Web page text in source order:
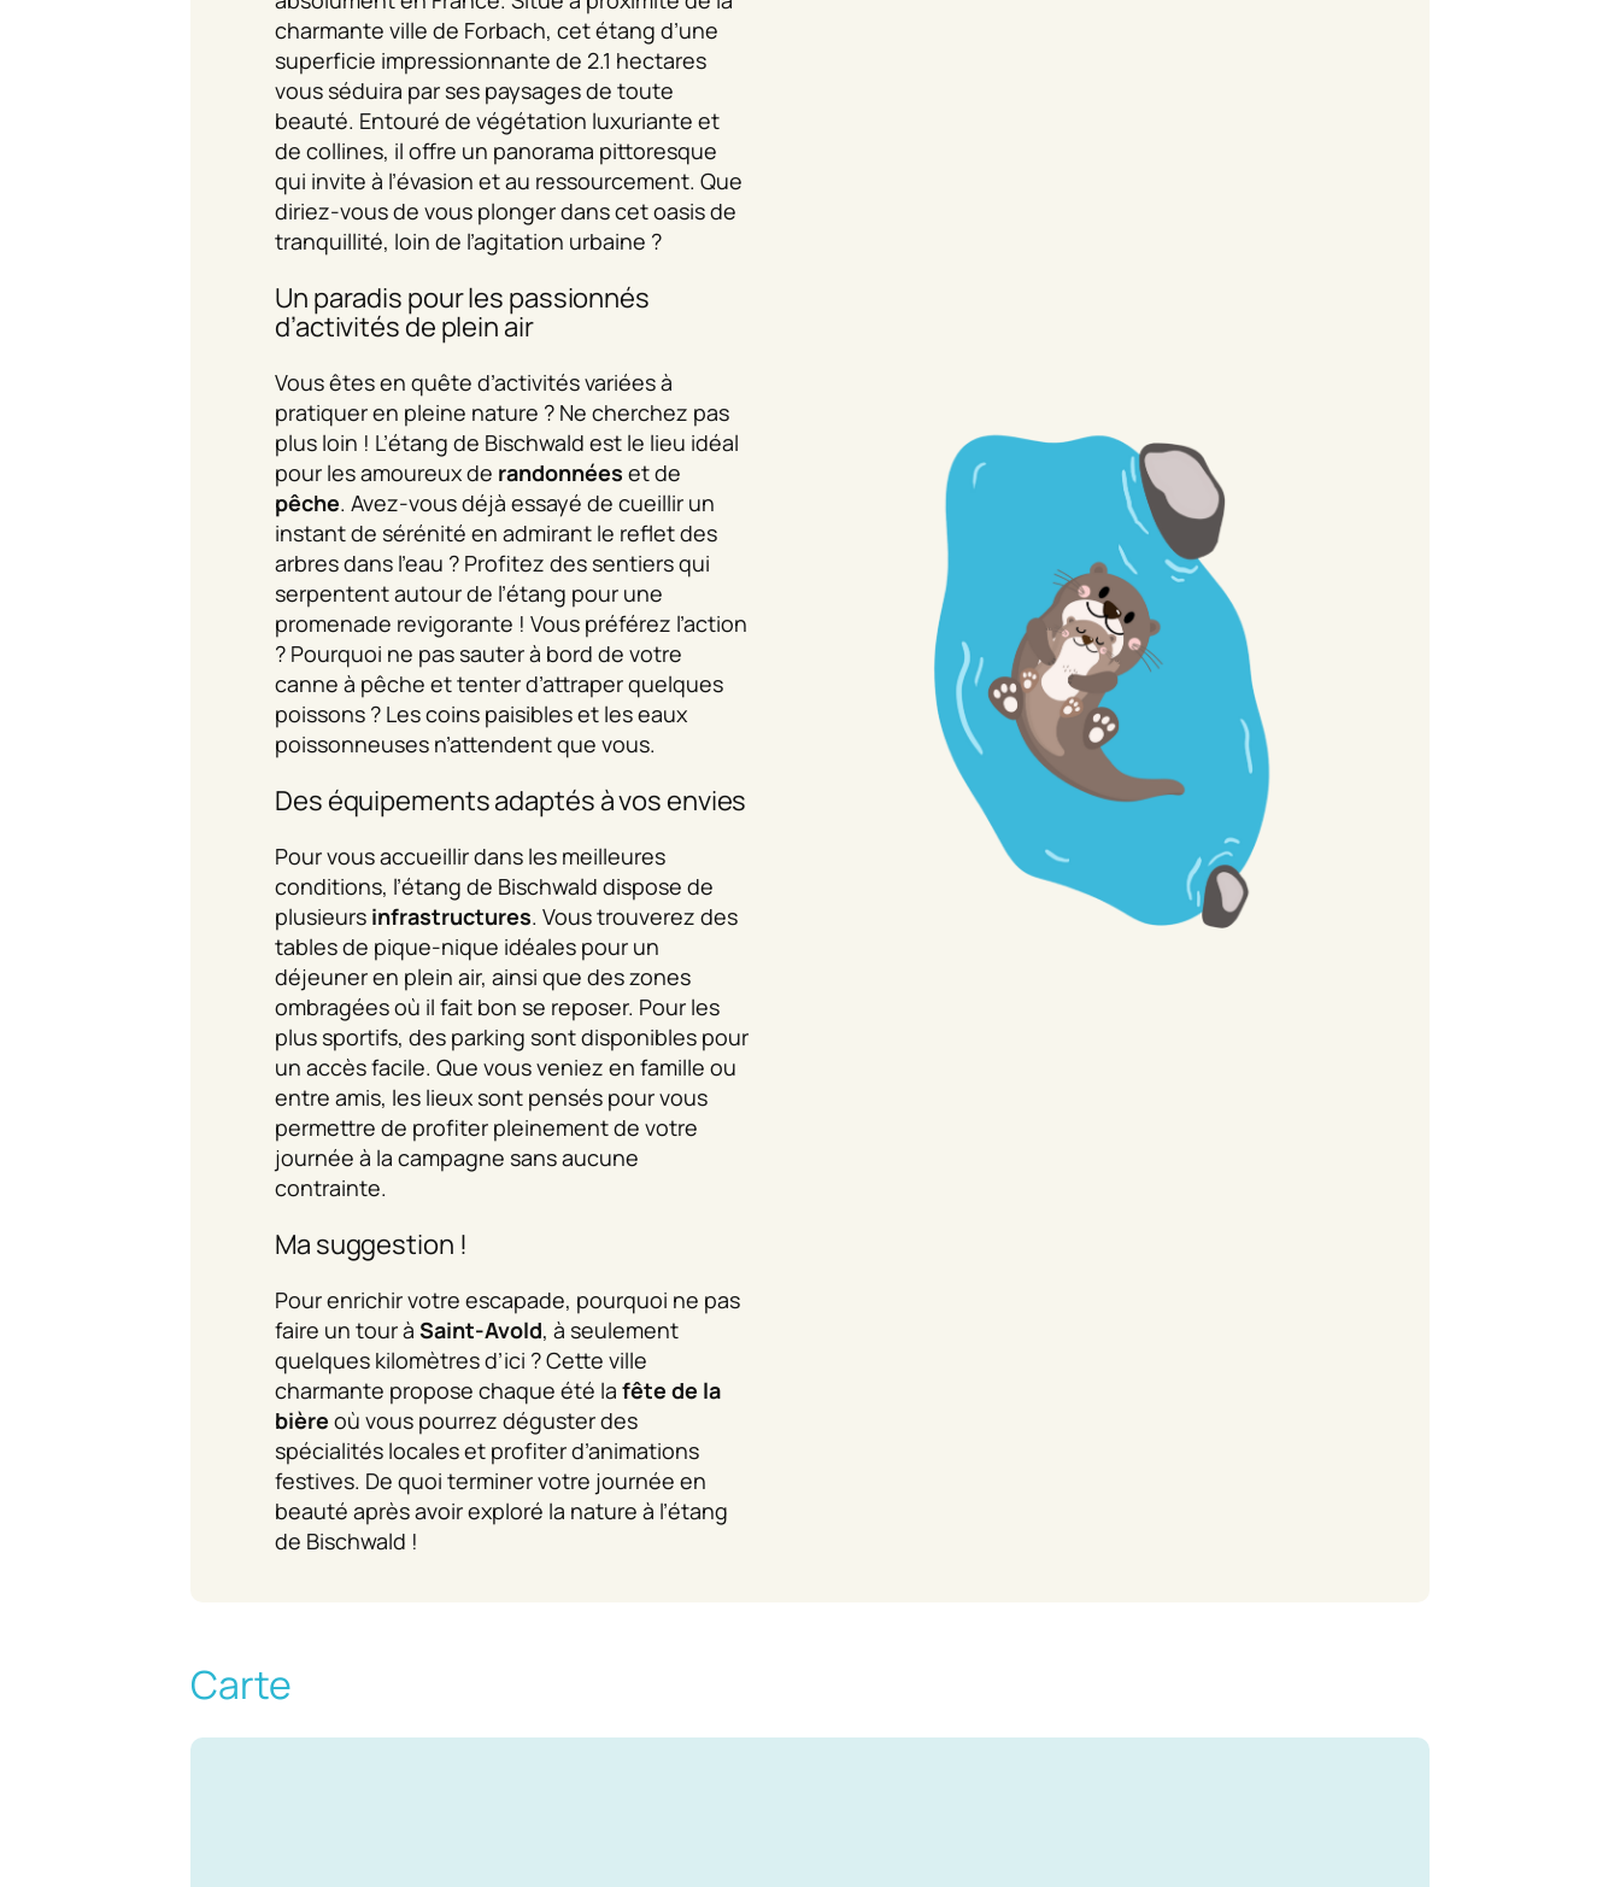
charmante ville de Forbach, cet étang d’une
superficie impressionnante de 2.1 hectares
vous séduira par ses paysages de toute
beauté. Entouré de végétation luxuriante et
de collines, il offre un panorama pittoresque
qui invite à l’évasion et au ressourcement. Que
diriez-vous de vous plonger dans cet oasis de
tranquillité, loin de l’agitation urbaine ?
Un paradis pour les passionnés
d’activités de plein air
Vous êtes en quête d’activités variées à
pratiquer en pleine nature ? Ne cherchez pas
plus loin ! L’étang de Bischwald est le lieu idéal
pour les amoureux de randonnées et de
pêche. Avez-vous déjà essayé de cueillir un
instant de sérénité en admirant le reflet des
arbres dans l’eau ? Profitez des sentiers qui
serpentent autour de l’étang pour une
promenade revigorante ! Vous préférez l’action
? Pourquoi ne pas sauter à bord de votre
canne à pêche et tenter d’attraper quelques
poissons ? Les coins paisibles et les eaux
poissonneuses n’attendent que vous.
Des équipements adaptés à vos envies
Pour vous accueillir dans les meilleures
conditions, l’étang de Bischwald dispose de
plusieurs infrastructures. Vous trouverez des
tables de pique-nique idéales pour un
déjeuner en plein air, ainsi que des zones
ombragées où il fait bon se reposer. Pour les
plus sportifs, des parking sont disponibles pour
un accès facile. Que vous veniez en famille ou
entre amis, les lieux sont pensés pour vous
permettre de profiter pleinement de votre
journée à la campagne sans aucune
contrainte.
Ma suggestion !
Pour enrichir votre escapade, pourquoi ne pas
faire un tour à Saint-Avold, à seulement
quelques kilomètres d’ici ? Cette ville
charmante propose chaque été la fête de la
bière où vous pourrez déguster des
spécialités locales et profiter d’animations
festives. De quoi terminer votre journée en
beauté après avoir exploré la nature à l’étang
de Bischwald !
Carte